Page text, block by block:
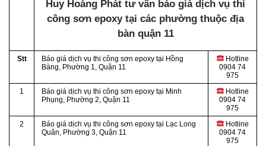
Huy Hoàng Phát tư vấn báo giá dịch vụ thi
công sơn epoxy tại các phường thuộc địa
bàn quận 11
Stt Báo giá dịch vụ thi công sơn epoxy tại Hồng
Bàng, Phường 1, Quận 11
Hotline
0904 74
975
1
Báo giá dịch vụ thi công sơn epoxy tại Minh
Phụng, Phường 2, Quận 11
Hotline
0904 74
975
2
Báo giá dịch vụ thi công sơn epoxy tại Lạc Long
Quân, Phường 3, Quận 11
Hotline
0904 74
975